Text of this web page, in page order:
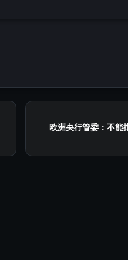
欧洲央行管委：不能